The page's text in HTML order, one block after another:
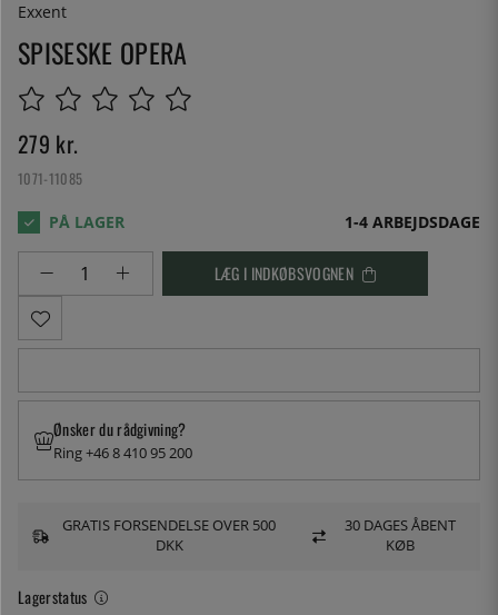
Exxent
SPISESKE OPERA
279 kr.
1071-11085
1-4 ARBEJDSDAGE
LÆG I INDKØBSVOGNEN
Lagerstatus
Ønsker du rådgivning?
Ring +46 8 410 95 200
GRATIS FORSENDELSE OVER 500
DKK
30 DAGES ÅBENT
KØB